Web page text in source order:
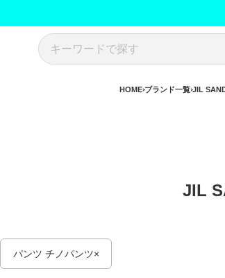
HOME ブランド一覧 JIL
JIL
パンツ チノパンツ